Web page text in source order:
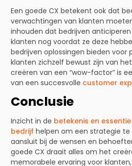
Een goede CX betekent ook dat
verwachtingen van klanten
inhouden dat bedrijven
klanten nog voordat ze deze
bedrijven oplossingen bieden voor
klanten zichzelf bewust zijn van
creëren van een “wow-factor” is
van een succesvolle customer
Conclusie
Inzicht in de betekenis en
bedrijf helpen om een strategie te
aansluit bij de wensen en
goede CX draait alles om het
memorabele ervaring voor